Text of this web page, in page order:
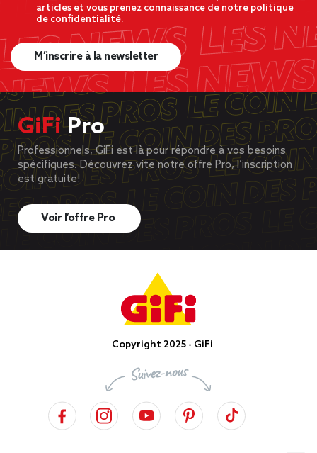
articles et vous prenez connaissance de notre politique
de confidentialité.
M’inscrire à la newsletter
GiFiPro
Professionnels, GiFi est là pour répondre à vos besoins
spécifiques. Découvrez vite notre offre Pro, l’inscription
est gratuite!
Voir l’offre Pro
Copyright 2025 - GiFi